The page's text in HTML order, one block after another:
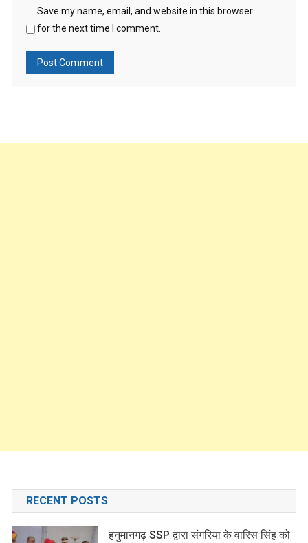
Save my name, email, and website in this browser
for the next time I comment.
RECENT POSTS
हनुमानगढ़ SSP द्वारा संगरिया के वारिस सिंह को